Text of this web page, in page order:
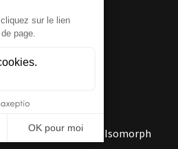
varois.
cookies Réalisation Isomorph